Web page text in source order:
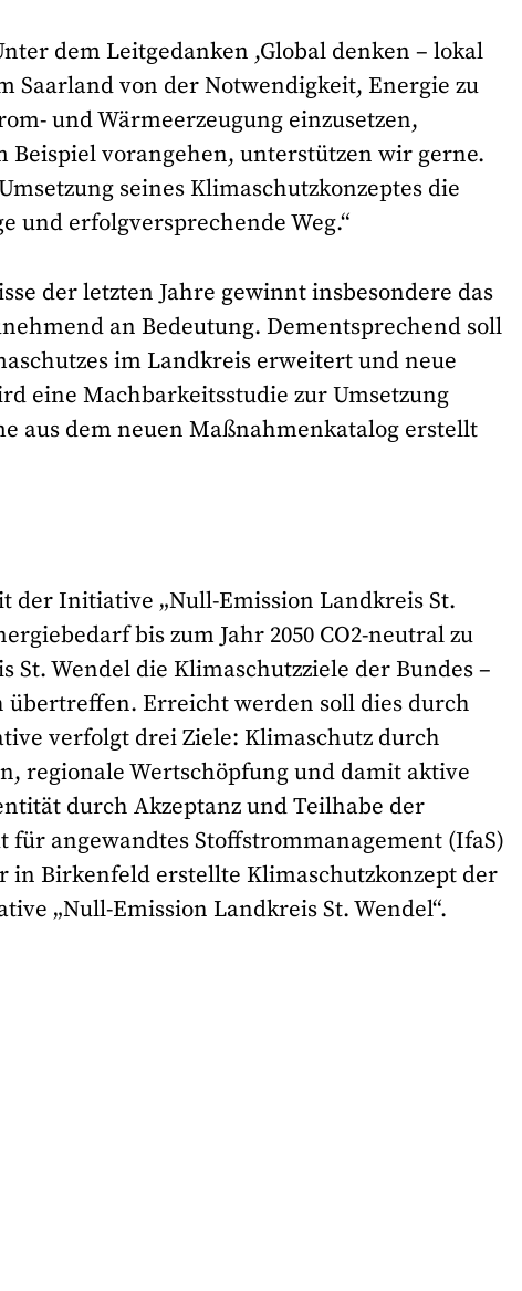
dem Leitgedanken ,Global denken – lokal
Saarland von der Notwendigkeit, Energie zu
und Wärmeerzeugung einzusetzen,
vorangehen, unterstützen wir gerne.
seines Klimaschutzkonzeptes die
und erfolgversprechende Weg.“
der letzten Jahre gewinnt insbesondere das
an Bedeutung. Dementsprechend soll
im Landkreis erweitert und neue
eine Machbarkeitsstudie zur Umsetzung
aus dem neuen Maßnahmenkatalog erstellt
der Initiative „Null-Emission Landkreis St.
bis zum Jahr 2050 CO2-neutral zu
Wendel die Klimaschutzziele der Bundes –
Erreicht werden soll dies durch
verfolgt drei Ziele: Klimaschutz durch
regionale Wertschöpfung und damit aktive
durch Akzeptanz und Teilhabe der
für angewandtes Stoffstrommanagement (IfaS)
in Birkenfeld erstellte Klimaschutzkonzept der
„Null-Emission Landkreis St. Wendel“.